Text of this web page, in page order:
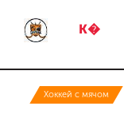
К�
Хоккей с мячом